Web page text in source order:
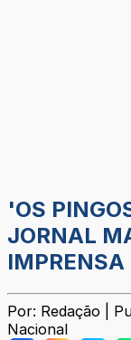
'OS
JORNAL
Por: Redação |
Nacional